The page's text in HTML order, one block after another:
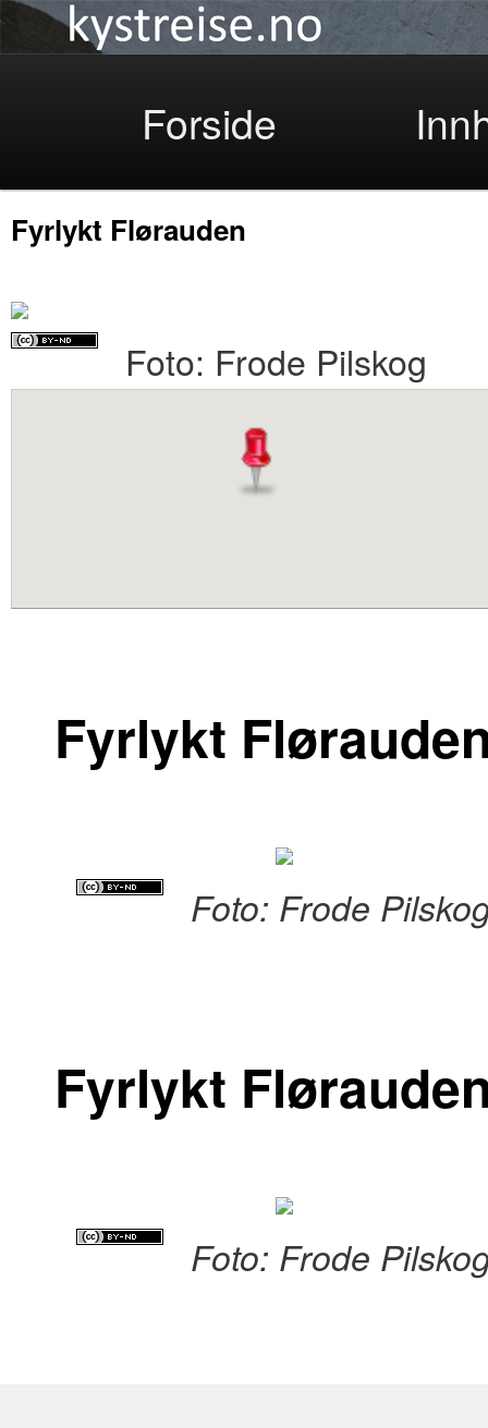
Skip
to
primary
Forside
Fyrlykt Flørauden
Foto: Frode Pilskog
Fyrlykt
Foto: Frode
Fyrlykt
Foto: Frode